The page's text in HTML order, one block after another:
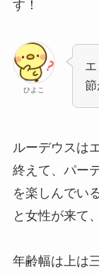
す！
ひよこ
節
ルーデウスは
終えて、パー
を楽しんでい
と女性が来て
年齢幅は上は